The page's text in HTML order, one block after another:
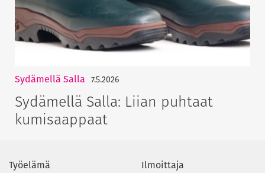
Sydämellä Salla 7.5.2026
Sydämellä Salla: Liian puhtaat
kumisaappaat
Työelämä Ilmoittaja